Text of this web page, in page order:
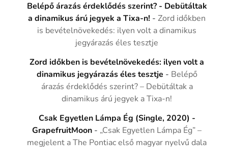
Belépő árazás érdeklődés szerint? - Debütáltak
a dinamikus árú jegyek a Tixa-n! -Zord időkben
is bevételnövekedés: ilyen volt a dinamikus
jegyárazás éles tesztje
Zord időkben is bevételnövekedés: ilyen volt a
dinamikus jegyárazás éles tesztje - Belépő
árazás érdeklődés szerint? – Debütáltak a
dinamikus árú jegyek a Tixa-n!
Csak Egyetlen Lámpa Ég (Single, 2020) -
GrapefruitMoon - „Csak Egyetlen Lámpa Ég” –
megjelent a The Pontiac első magyar nyelvű dala